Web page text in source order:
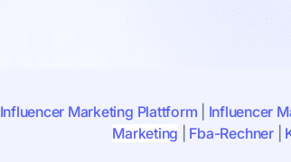
Influencer Marketing Plattform Influencer
Marketing
Fba-Rechner|